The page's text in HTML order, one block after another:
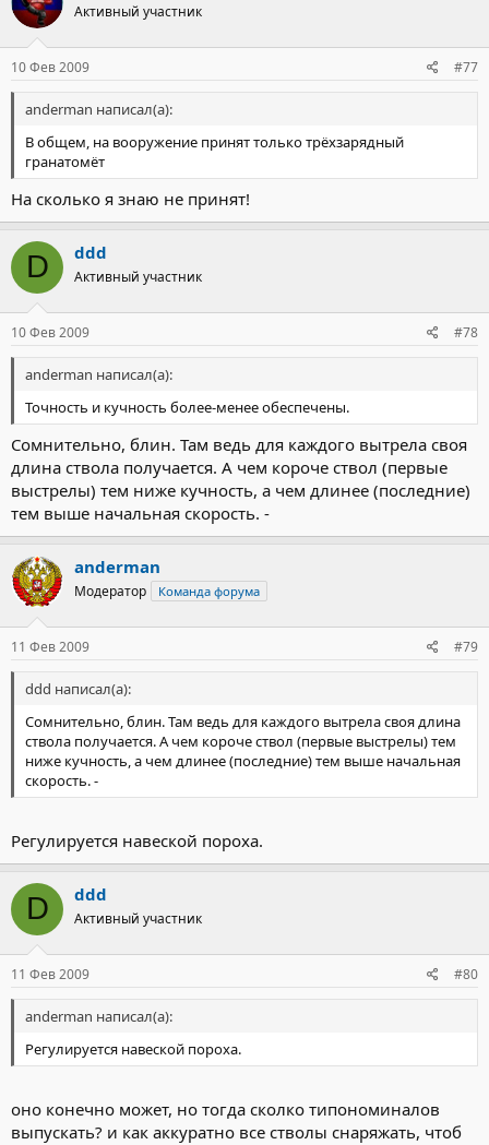
Активный участник
10 Фев 2009 #77
anderman написал(а):
В общем, на вооружение принят только трёхзарядный
гранатомёт
На сколько я знаю не принят!
D ddd
Активный участник
10 Фев 2009 #78
anderman написал(а):
Точность и кучность более-менее обеспечены.
Сомнительно, блин. Там ведь для каждого вытрела своя
длина ствола получается. А чем короче ствол (первые
выстрелы) тем ниже кучность, а чем длинее (последние)
тем выше начальная скорость. -
anderman
Модератор Команда форума
11 Фев 2009 #79
ddd написал(а):
Сомнительно, блин. Там ведь для каждого вытрела своя длина
ствола получается. А чем короче ствол (первые выстрелы) тем
ниже кучность, а чем длинее (последние) тем выше начальная
скорость. -
Регулируется навеской пороха.
D ddd
Активный участник
11 Фев 2009 #80
anderman написал(а):
Регулируется навеской пороха.
оно конечно может, но тогда сколко типономиналов
выпускать? и как аккуратно все стволы снаряжать, чтоб